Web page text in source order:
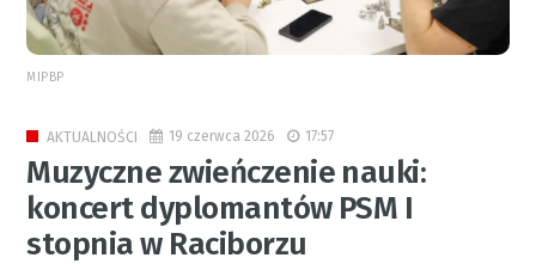
MIPBP
AKTUALNOŚCI 19 czerwca 2026 17:57
Muzyczne zwieńczenie nauki:
koncert dyplomantów PSM I
stopnia w Raciborzu